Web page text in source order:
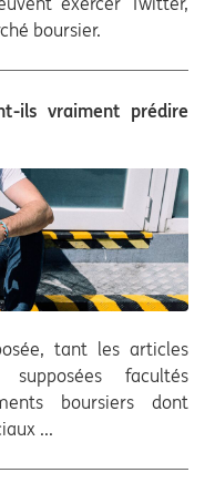
boursier.
ils vraiment prédire
tant les articles
facultés
boursiers dont
...